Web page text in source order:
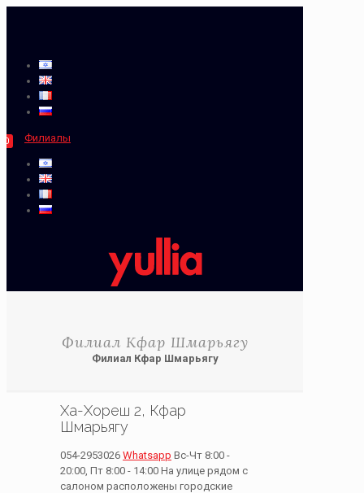
0 Филиалы
Филиал Кфар Шмарьягу
Филиал Кфар Шмарьягу
Ха-Хореш 2, Кфар
Шмарьягу
054-2953026 Whatsapp Вс-Чт 8:00 -
20:00, Пт 8:00 - 14:00 На улице рядом с
салоном расположены городские